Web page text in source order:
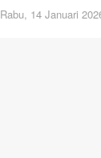
Rabu, 14 Januari